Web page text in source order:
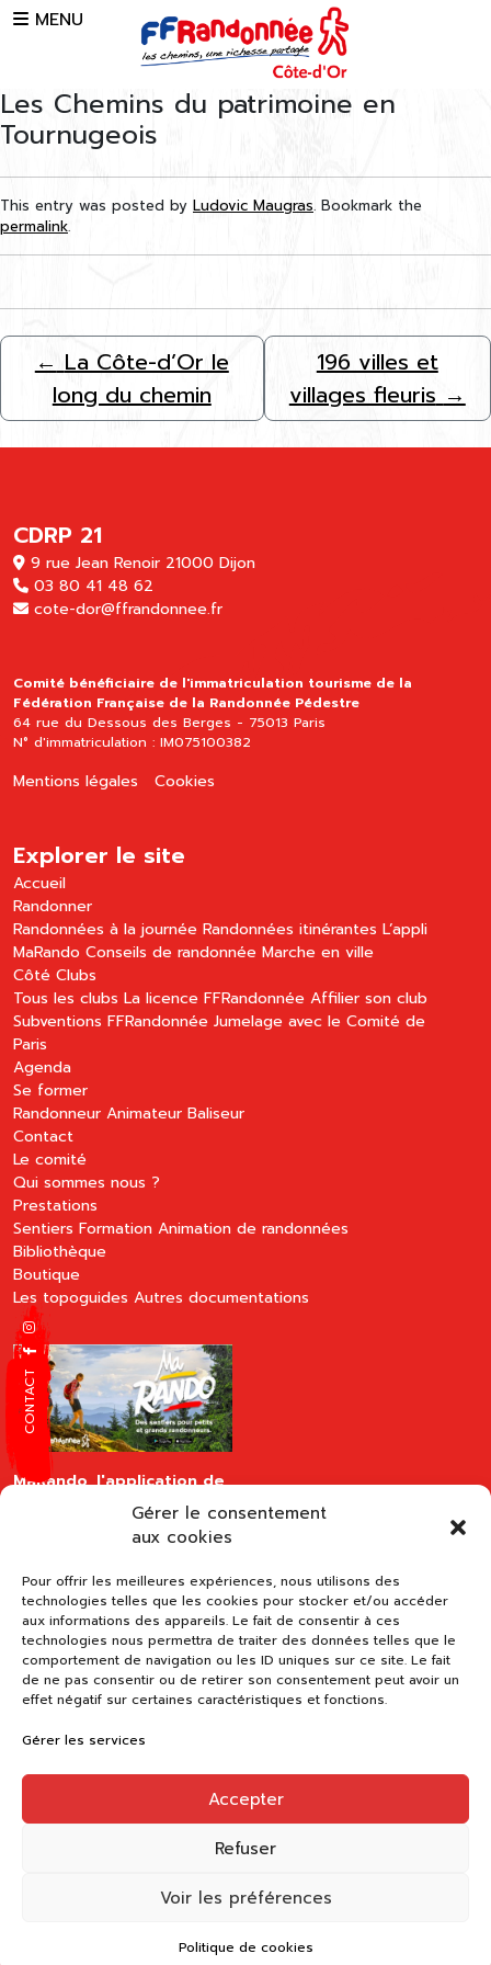
Gérer le consentement
aux cookies
Pour offrir les meilleures expériences, nous utilisons des
technologies telles que les cookies pour stocker et/ou accéder
aux informations des appareils. Le fait de consentir à ces
technologies nous permettra de traiter des données telles que le
comportement de navigation ou les ID uniques sur ce site. Le fait
de ne pas consentir ou de retirer son consentement peut avoir un
effet négatif sur certaines caractéristiques et fonctions.
Gérer les services
Accepter
Refuser
Voir les préférences
Politique de cookies
Skip to main content
MENU
CONTACT
Les Chemins du patrimoine en
Tournugeois
This entry was posted by Ludovic Maugras. Bookmark the
permalink.
← La Côte-d’Or le
long du chemin
196 villes et
villages fleuris →
CDRP 21
9 rue Jean Renoir 21000 Dijon
03 80 41 48 62
cote-dor@ffrandonnee.fr
Comité bénéficiaire de l'immatriculation tourisme de la
Fédération Française de la Randonnée Pédestre
64 rue du Dessous des Berges - 75013 Paris
N° d'immatriculation : IM075100382
Mentions légales Cookies
Explorer le site
Accueil
Randonner
Randonnées à la journée Randonnées itinérantes L’appli
MaRando Conseils de randonnée Marche en ville
Côté Clubs
Tous les clubs La licence FFRandonnée Affilier son club
Subventions FFRandonnée Jumelage avec le Comité de
Paris
Agenda
Se former
Randonneur Animateur Baliseur
Contact
Le comité
Qui sommes nous ?
Prestations
Sentiers Formation Animation de randonnées
Bibliothèque
Boutique
Les topoguides Autres documentations
MaRando, l'application de
la FFRandonnée
disponible sur les stores